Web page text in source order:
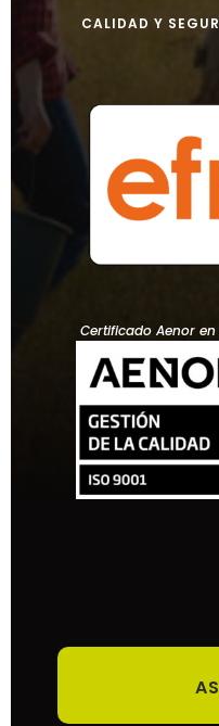
CALIDAD Y
Certificado Aenor en